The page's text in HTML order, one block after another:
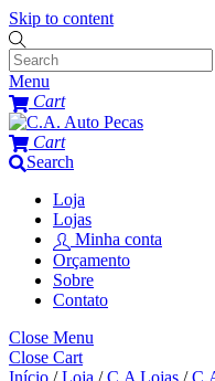
Skip to content
Menu
Cart
Cart
Search
Loja
Lojas
Minha conta
Orçamento
Sobre
Contato
Close Menu
Close Cart
Início /Loja /C.A Lojas /